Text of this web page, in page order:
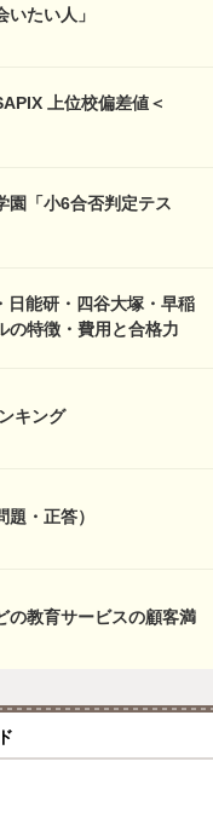
たい人」
上位校偏差値＜
園「小6合否判定テス
日能研・四谷大塚・早稲
の特徴・費用と合格力
キング
・正答）
の教育サービスの顧客満